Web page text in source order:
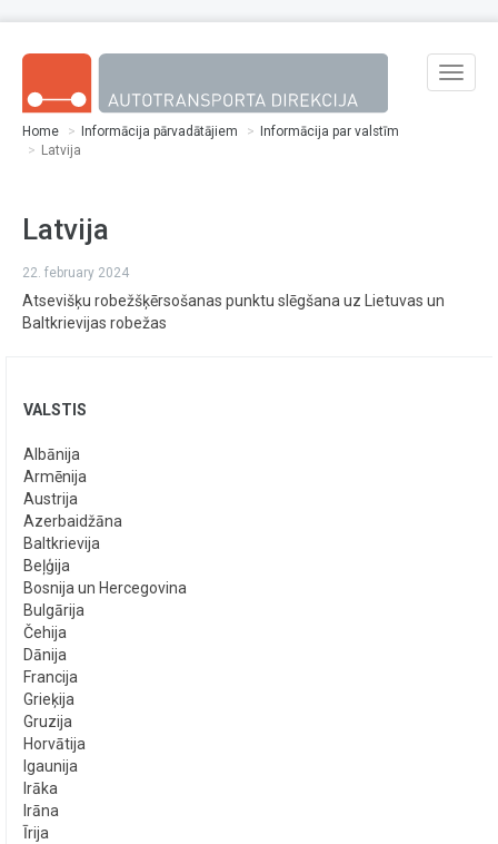
Toggle
Home Informācija pārvadātājiem
Informācija par valstīm
Latvija
Latvija
22. february 2024
Atsevišķu robežšķērsošanas punktu slēgšana uz Lietuvas un
Baltkrievijas robežas
VALSTIS
Albānija
Armēnija
Austrija
Azerbaidžāna
Baltkrievija
Beļģija
Bosnija un Hercegovina
Bulgārija
Čehija
Dānija
Francija
Grieķija
Gruzija
Horvātija
Igaunija
Irāka
Irāna
Īrija